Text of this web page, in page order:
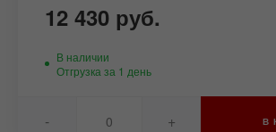
12 430 руб.
В наличии
Отгрузка за 1 день
- + В